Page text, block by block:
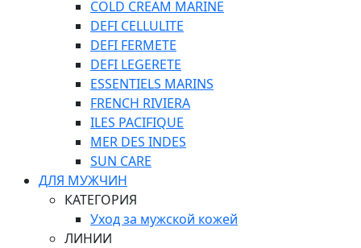
COLD CREAM MARINE
DEFI CELLULITE
DEFI FERMETE
DEFI LEGERETE
ESSENTIELS MARINS
FRENCH RIVIERA
ILES PACIFIQUE
MER DES INDES
SUN CARE
ДЛЯ МУЖЧИН
КАТЕГОРИЯ
Уход за мужской кожей
ЛИНИИ